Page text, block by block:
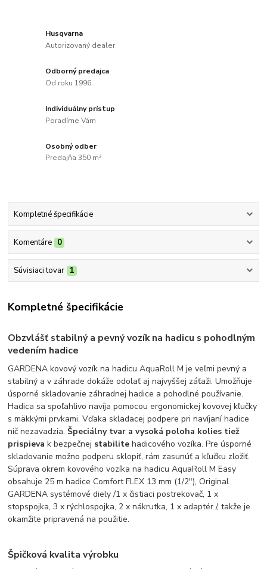
Husqvarna
Autorizovaný dealer
Odborný predajca
Od roku 1996
Individuálny prístup
Poradíme Vám
Osobný odber
Predajňa 350 m²
Kompletné špecifikácie
Komentáre 0
Súvisiaci tovar 1
Kompletné špecifikácie
Obzvlášť stabilný a pevný vozík na hadicu s pohodlným
vedením hadice
GARDENA kovový vozík na hadicu AquaRoll M je veľmi pevný a
stabilný a v záhrade dokáže odolať aj najvyššej záťaži. Umožňuje
úsporné skladovanie záhradnej hadice a pohodlné používanie.
Hadica sa spoľahlivo navíja pomocou ergonomickej kovovej kľučky
s mäkkými prvkami. Vďaka skladacej podpere pri navíjaní hadice
nič nezavadzia.Špeciálny tvar a vysoká poloha kolies tiež
prispievak bezpečnej stabilite hadicového vozíka. Pre úsporné
skladovanie možno podperu sklopiť, rám zasunúť a kľučku zložiť.
Súprava okrem kovového vozíka na hadicu AquaRoll M Easy
obsahuje 25 m hadice Comfort FLEX 13 mm (1/2"), Original
GARDENA systémové diely /1 x čistiaci postrekovač, 1 x
stopspojka, 3 x rýchlospojka, 2 x nákrutka, 1 x adaptér /, takže je
okamžite pripravená na použitie.
Špičková kvalita výrobku